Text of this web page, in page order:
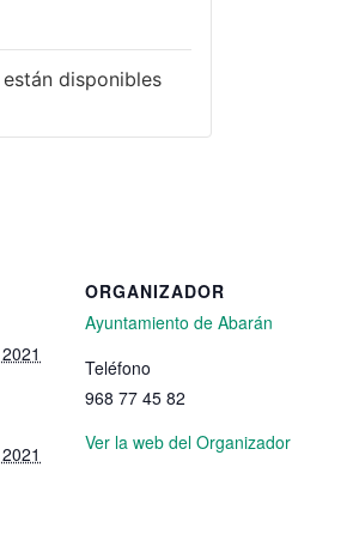
ORGANIZADOR
Ayuntamiento de Abarán
Teléfono
968 77 45 82
Ver la web del Organizador
disponibles